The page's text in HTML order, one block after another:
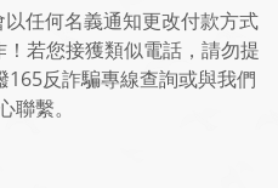
以任何名義通知更改付款方式
若您接獲類似電話，請勿提
反詐騙專線查詢或與我們
聯繫。